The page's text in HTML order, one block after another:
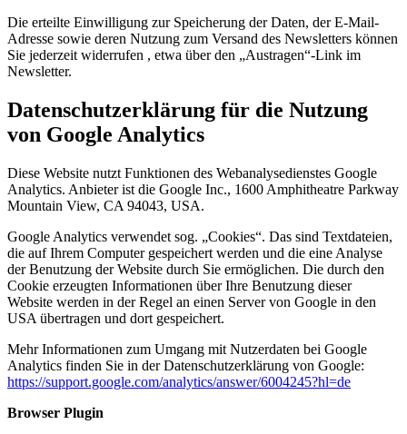
Die erteilte Einwilligung zur Speicherung der Daten, der E-Mail-
Adresse sowie deren Nutzung zum Versand des Newsletters können
Sie jederzeit widerrufen , etwa über den „Austragen“-Link im
Newsletter.
Datenschutzerklärung für die Nutzung
von Google Analytics
Diese Website nutzt Funktionen des Webanalysedienstes Google
Analytics. Anbieter ist die Google Inc., 1600 Amphitheatre Parkway
Mountain View, CA 94043, USA.
Google Analytics verwendet sog. „Cookies“. Das sind Textdateien,
die auf Ihrem Computer gespeichert werden und die eine Analyse
der Benutzung der Website durch Sie ermöglichen. Die durch den
Cookie erzeugten Informationen über Ihre Benutzung dieser
Website werden in der Regel an einen Server von Google in den
USA übertragen und dort gespeichert.
Mehr Informationen zum Umgang mit Nutzerdaten bei Google
Analytics finden Sie in der Datenschutzerklärung von Google:
https://support.google.com/analytics/answer/6004245?hl=de
Browser Plugin